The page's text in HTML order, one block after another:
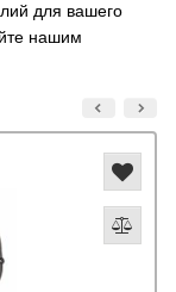
для вашего
нашим